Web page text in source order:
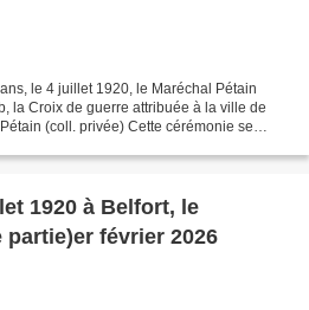
le 4 juillet 1920, le Maréchal Pétain
la Croix de guerre attribuée à la ville de
(coll. privée) Cette cérémonie se
1920 à Belfort, le
février 2026